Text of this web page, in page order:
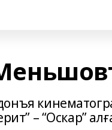
– “Оскар”